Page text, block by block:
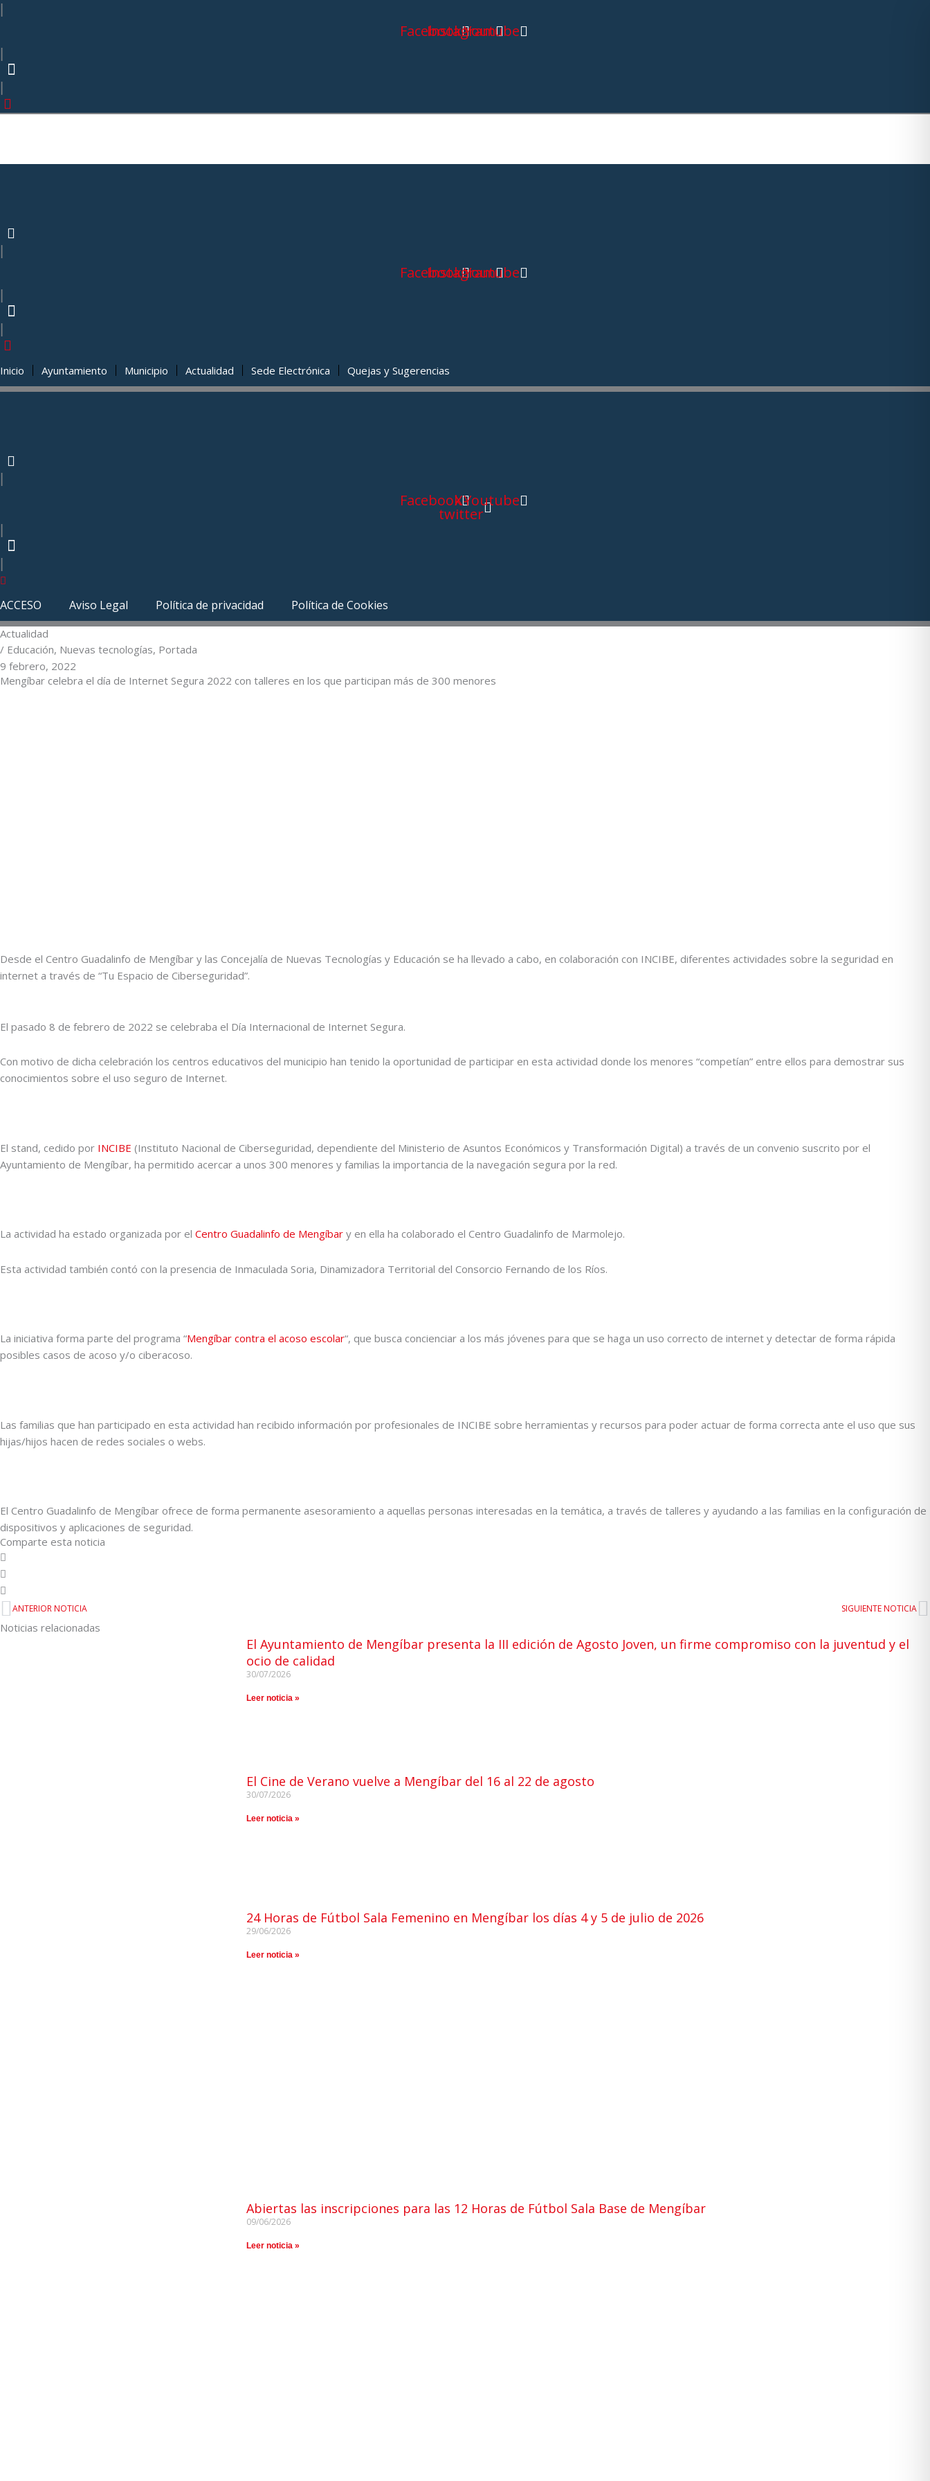
Facebook
Instagram
Youtube
Facebook
Instagram
Youtube
Inicio Ayuntamiento Municipio Actualidad Sede Electrónica Quejas y Sugerencias
FacebookX-
twitter
Youtube
ACCESO Aviso Legal Política de privacidad Política de Cookies
Actualidad
/ Educación, Nuevas tecnologías, Portada
9 febrero, 2022
Mengíbar celebra el día de Internet Segura 2022 con talleres en los que participan más de 300 menores
Desde el Centro Guadalinfo de Mengíbar y las Concejalía de Nuevas Tecnologías y Educación se ha llevado a cabo, en colaboración con INCIBE, diferentes actividades sobre la seguridad en
internet a través de “Tu Espacio de Ciberseguridad”.
El pasado 8 de febrero de 2022 se celebraba el Día Internacional de Internet Segura.
Con motivo de dicha celebración los centros educativos del municipio han tenido la oportunidad de participar en esta actividad donde los menores “competían” entre ellos para demostrar sus
conocimientos sobre el uso seguro de Internet.
El stand, cedido por INCIBE (Instituto Nacional de Ciberseguridad, dependiente del Ministerio de Asuntos Económicos y Transformación Digital) a través de un convenio suscrito por el
Ayuntamiento de Mengíbar, ha permitido acercar a unos 300 menores y familias la importancia de la navegación segura por la red.
La actividad ha estado organizada por el Centro Guadalinfo de Mengíbar y en ella ha colaborado el Centro Guadalinfo de Marmolejo.
Esta actividad también contó con la presencia de Inmaculada Soria, Dinamizadora Territorial del Consorcio Fernando de los Ríos.
La iniciativa forma parte del programa “Mengíbar contra el acoso escolar“, que busca concienciar a los más jóvenes para que se haga un uso correcto de internet y detectar de forma rápida
posibles casos de acoso y/o ciberacoso.
Las familias que han participado en esta actividad han recibido información por profesionales de INCIBE sobre herramientas y recursos para poder actuar de forma correcta ante el uso que sus
hijas/hijos hacen de redes sociales o webs.
El Centro Guadalinfo de Mengíbar ofrece de forma permanente asesoramiento a aquellas personas interesadas en la temática, a través de talleres y ayudando a las familias en la configuración de
dispositivos y aplicaciones de seguridad.
Comparte esta noticia
ANTERIOR NOTICIA SIGUIENTE NOTICIA
Noticias relacionadas
El Ayuntamiento de Mengíbar presenta la III edición de Agosto Joven, un firme compromiso con la juventud y el
ocio de calidad
30/07/2026
Leer noticia »
El Cine de Verano vuelve a Mengíbar del 16 al 22 de agosto
30/07/2026
Leer noticia »
24 Horas de Fútbol Sala Femenino en Mengíbar los días 4 y 5 de julio de 2026
29/06/2026
Leer noticia »
Abiertas las inscripciones para las 12 Horas de Fútbol Sala Base de Mengíbar
09/06/2026
Leer noticia »